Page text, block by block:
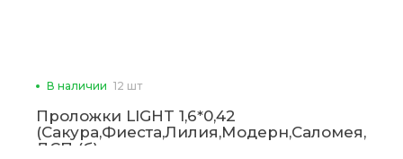
В наличии 12 шт
Проложки LIGHT 1,6*0,42
ДСП (б)